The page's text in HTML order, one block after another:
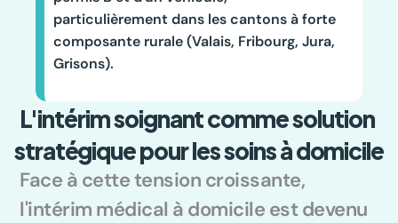
particulièrement dans les cantons à forte
composante rurale (Valais, Fribourg, Jura,
Grisons).
L'intérim soignant comme solution
stratégique pour les soins à domicile
Face à cette tension croissante,
l'intérim médical à domicile est devenu